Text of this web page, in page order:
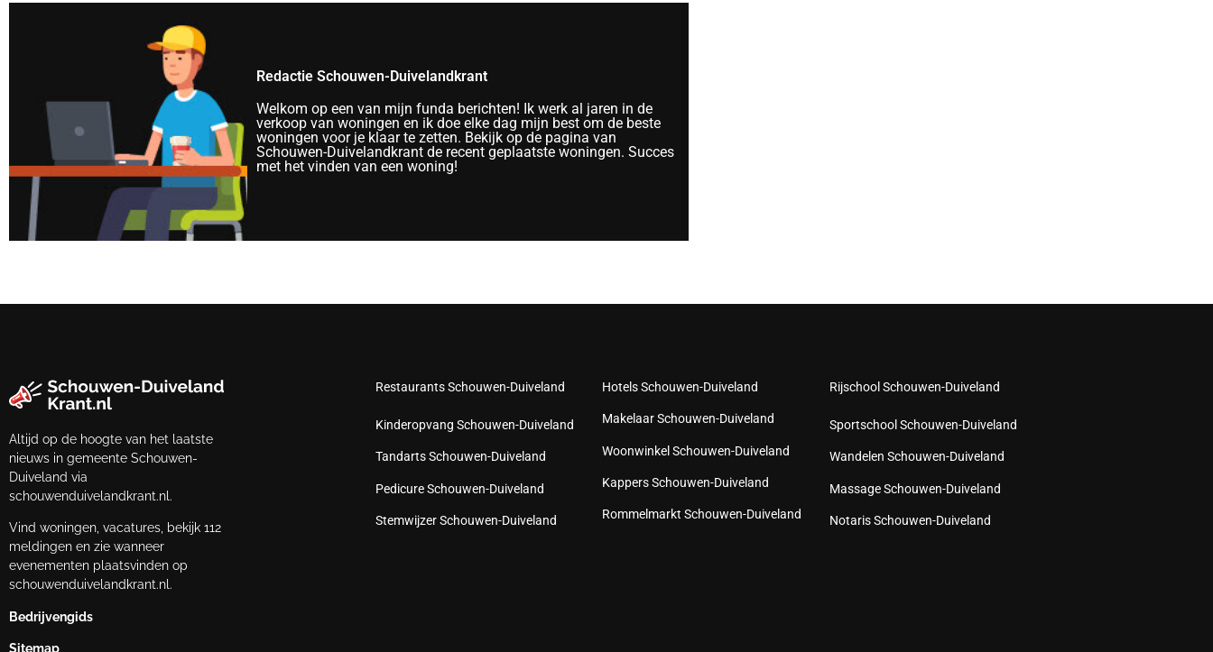
Redactie Schouwen-Duivelandkrant
Welkom op een van mijn funda berichten! Ik werk al jaren in de
verkoop van woningen en ik doe elke dag mijn best om de beste
woningen voor je klaar te zetten. Bekijk op de pagina van
Schouwen-Duivelandkrant de recent geplaatste woningen. Succes
met het vinden van een woning!
Altijd op de hoogte van het laatste
nieuws in gemeente Schouwen-
Duiveland via
schouwenduivelandkrant.nl.
Vind woningen, vacatures, bekijk 112
meldingen en zie wanneer
evenementen plaatsvinden op
schouwenduivelandkrant.nl.
Bedrijvengids
Sitemap
Restaurants Schouwen-Duiveland
Kinderopvang Schouwen-Duiveland
Tandarts Schouwen-Duiveland
Pedicure Schouwen-Duiveland
Stemwijzer Schouwen-Duiveland
Hotels Schouwen-Duiveland
Makelaar Schouwen-Duiveland
Woonwinkel Schouwen-Duiveland
Kappers Schouwen-Duiveland
Rommelmarkt Schouwen-Duiveland
Rijschool Schouwen-Duiveland
Sportschool Schouwen-Duiveland
Wandelen Schouwen-Duiveland
Massage Schouwen-Duiveland
Notaris Schouwen-Duiveland